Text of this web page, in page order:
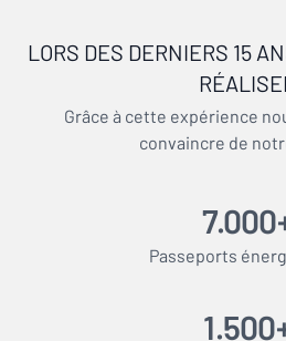
LORS DES DERNIERS 15
Grâce à cette expérience
convaincre de
Passeports